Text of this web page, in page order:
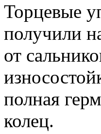
Торцевые
получили
от
полная
колец.